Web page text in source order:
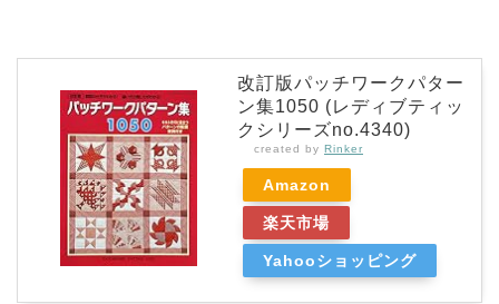
改訂版パッチワークパター
ン集1050 (レディブティッ
クシリーズno.4340)
created by Rinker
Amazon
楽天市場
Yahooショッピング